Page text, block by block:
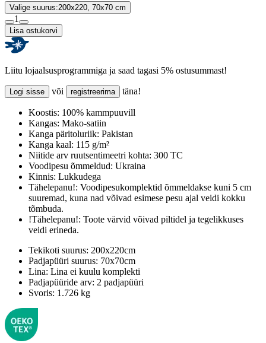
Valige suurus:200x220, 70x70 cm
1
Lisa ostukorvi
Liitu lojaalsusprogrammiga ja saad tagasi 5% ostusummast!
Logi sisse või registreerima täna!
Koostis: 100% kammpuuvill
Kangas: Mako-satiin
Kanga päritoluriik: Pakistan
Kanga kaal: 115 g/m²
Niitide arv ruutsentimeetri kohta: 300 TC
Voodipesu õmmeldud: Ukraina
Kinnis: Lukkudega
Tähelepanu!: Voodipesukomplektid õmmeldakse kuni 5 cm
suuremad, kuna nad võivad esimese pesu ajal veidi kokku
tõmbuda.
!Tähelepanu!: Toote värvid võivad piltidel ja tegelikkuses
veidi erineda.
Tekikoti suurus: 200x220cm
Padjapüüri suurus: 70x70cm
Lina: Lina ei kuulu komplekti
Padjapüüride arv: 2 padjapüüri
Svoris: 1.726 kg